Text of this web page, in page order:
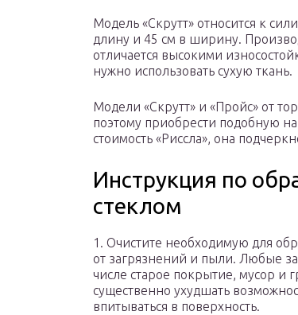
Модель «Скрутт» относится к
длину и 45 см в ширину.
отличается высокими
нужно использовать сухую ткань.
Модели «Скрутт» и «Пройс» от
поэтому приобрести подобную
стоимость «Риссла», она
Инструкция по
стеклом
1. Очистите необходимую для
от загрязнений и пыли. Любые
числе старое покрытие, мусор и
существенно ухудшать
впитываться в поверхность.